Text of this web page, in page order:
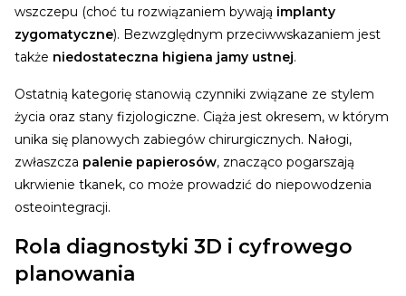
wszczepu (choć tu rozwiązaniem bywają implanty
zygomatyczne). Bezwzględnym przeciwwskazaniem jest
także niedostateczna higiena jamy ustnej.
Ostatnią kategorię stanowią czynniki związane ze stylem
życia oraz stany fizjologiczne. Ciąża jest okresem, w którym
unika się planowych zabiegów chirurgicznych. Nałogi,
zwłaszcza palenie papierosów, znacząco pogarszają
ukrwienie tkanek, co może prowadzić do niepowodzenia
osteointegracji.
Rola diagnostyki 3D i cyfrowego
planowania